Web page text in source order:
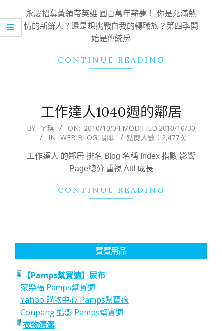
04
永慶招募黃領帶英雄 圓百萬年薪夢！ 你是充滿熱
情的新鮮人？還是想挑戰自我的轉職族？第四季開
始是傳統房
CONTINUE READING
工作達人1040週的鄰居
2010-
04
BY: ㄚ琪 ON: 2010/10/04,MODIFIED:2010/10/30
IN: WEB BLOG, 閒聊 點閱人數：2,477次
工作達人 的鄰居 排名 Blog 名稱 Index 指數 影響
Page總分 重視 Att! 成長
CONTINUE READING
寶寶用品
【Pamps幫寶適】尿布
家樂福 Pamps幫寶適
Yahoo 購物中心 Pamps幫寶適
Coupang 酷澎 Pamps幫寶適
衣物清潔